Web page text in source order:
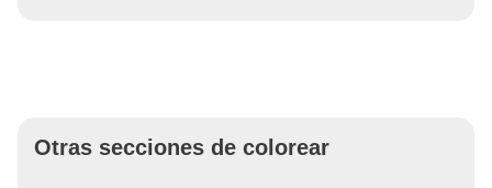
Otras secciones de colorear